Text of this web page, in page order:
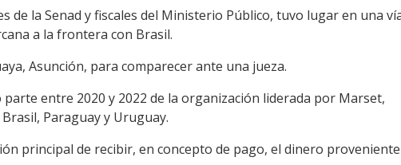
de la Senad y fiscales del Ministerio Público, tuvo lugar en una
a la frontera con Brasil.
Asunción, para comparecer ante una jueza.
entre 2020 y 2022 de la organización liderada por Marset,
Paraguay y Uruguay.
principal de recibir, en concepto de pago, el dinero proveniente